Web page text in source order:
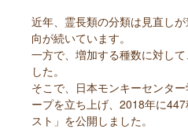
近年、霊長類の分類は見直し
向が続いています。
一方で、増加する種数に対し
した。
そこで、日本モンキーセンタ
ープを立ち上げ、2018年に
スト」を公開しました。